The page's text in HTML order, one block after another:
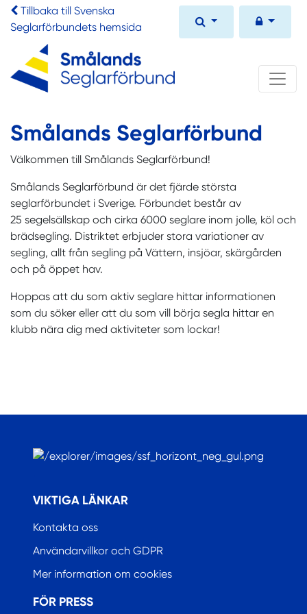
Tillbaka till Svenska
Seglarförbundets hemsida
Smålands Seglarförbund
Välkommen till Smålands Seglarförbund!
Smålands Seglarförbund är det fjärde största
seglarförbundet i Sverige. Förbundet består av
25 segelsällskap och cirka 6000 seglare inom jolle, köl och
brädsegling. Distriktet erbjuder stora variationer av
segling, allt från segling på Vättern, insjöar, skärgården
och på öppet hav.
Hoppas att du som aktiv seglare hittar informationen
som du söker eller att du som vill börja segla hittar en
klubb nära dig med aktiviteter som lockar!
VIKTIGA LÄNKAR
Kontakta oss
Användarvillkor och GDPR
Mer information om cookies
FÖR PRESS